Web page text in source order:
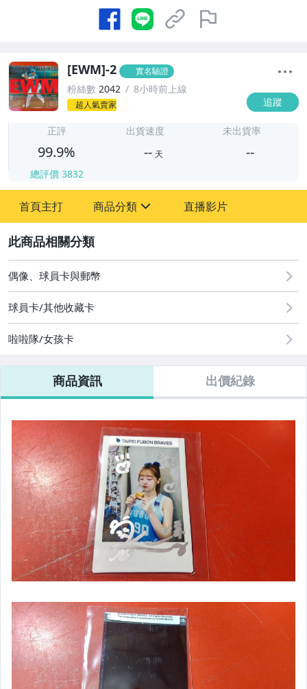
[EWM]-2 實名驗證
粉絲數 2042 8小時前上線
超人氣賣家 追蹤
正評
99.9%
總評價 3832
出貨速度
-- 天
未出貨率
--
首頁主打 商品分類
偶像、球員卡與郵幣
直播影片
偶像、球員卡與郵幣
球員卡/其他收藏卡
啦啦隊/女孩卡
商品資訊 出價紀錄